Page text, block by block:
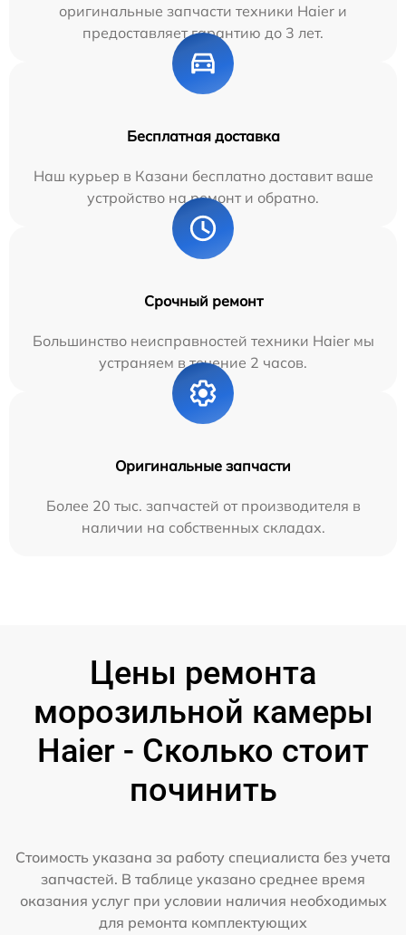
оригинальные запчасти техники Haier и
предоставляет гарантию до 3 лет.
Бесплатная доставка
Наш курьер в Казани бесплатно доставит ваше
устройство на ремонт и обратно.
Срочный ремонт
Большинство неисправностей техники Haier мы
устраняем в течение 2 часов.
Оригинальные запчасти
Более 20 тыс. запчастей от производителя в
наличии на собственных складах.
Цены ремонта
морозильной камеры
Haier - Сколько стоит
починить
Стоимость указана за работу специалиста без учета
запчастей. В таблице указано среднее время
оказания услуг при условии наличия необходимых
для ремонта комплектующих